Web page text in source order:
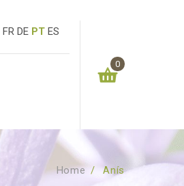
FR DE PT ES
0
0.00 €
Home / Anís